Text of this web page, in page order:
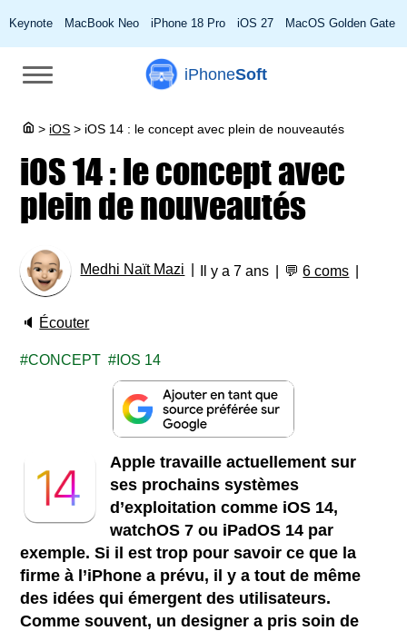
Keynote MacBook Neo iPhone 18 Pro iOS 27 MacOS Golden Gate
iPhoneSoft
> iOS > iOS 14 : le concept avec plein de nouveautés
iOS 14 : le concept avec
plein de nouveautés
Medhi Naït Mazi Il y a 7 ans 💬6 coms
🔈 Écouter
CONCEPT IOS 14
Apple travaille actuellement sur
ses prochains systèmes
d’exploitation comme iOS 14,
watchOS 7 ou iPadOS 14 par
exemple. Si il est trop pour savoir ce que la
firme à l’iPhone a prévu, il y a tout de même
des idées qui émergent des utilisateurs.
Comme souvent, un designer a pris soin de